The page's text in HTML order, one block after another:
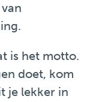
is het motto.
doet, kom
je lekker in